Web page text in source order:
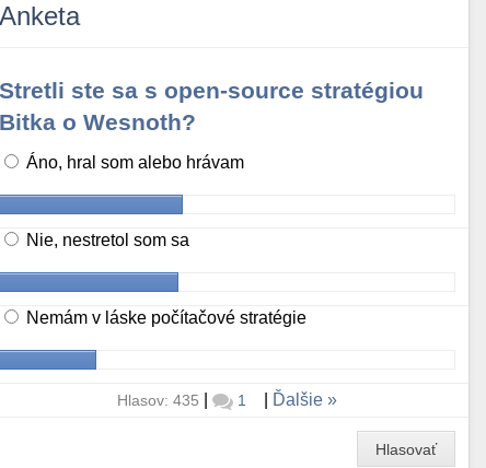
Anketa
Stretli ste sa s open-source stratégiou
Bitka o Wesnoth?
Áno, hral som alebo hrávam
Nie, nestretol som sa
Nemám v láske počítačové stratégie
Hlasov: 435 | 1 Ďalšie
Hlasovať